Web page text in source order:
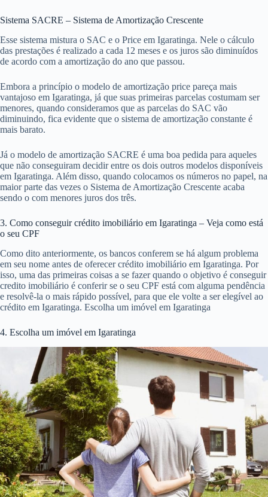
Sistema SACRE – Sistema de Amortização Crescente
Esse sistema mistura o SAC e o Price em Igaratinga. Nele o cálculo
das prestações é realizado a cada 12 meses e os juros são diminuídos
de acordo com a amortização do ano que passou.
Embora a princípio o modelo de amortização price pareça mais
vantajoso em Igaratinga, já que suas primeiras parcelas costumam ser
menores, quando consideramos que as parcelas do SAC vão
diminuindo, fica evidente que o sistema de amortização constante é
mais barato.
Já o modelo de amortização SACRE é uma boa pedida para aqueles
que não conseguiram decidir entre os dois outros modelos disponíveis
em Igaratinga. Além disso, quando colocamos os números no papel, na
maior parte das vezes o Sistema de Amortização Crescente acaba
sendo o com menores juros dos três.
3. Como conseguir crédito imobiliário em Igaratinga – Veja como está
o seu CPF
Como dito anteriormente, os bancos conferem se há algum problema
em seu nome antes de oferecer crédito imobiliário em Igaratinga. Por
isso, uma das primeiras coisas a se fazer quando o objetivo é conseguir
credito imobiliário é conferir se o seu CPF está com alguma pendência
e resolvê-la o mais rápido possível, para que ele volte a ser elegível ao
crédito em Igaratinga. Escolha um imóvel em Igaratinga
4. Escolha um imóvel em Igaratinga